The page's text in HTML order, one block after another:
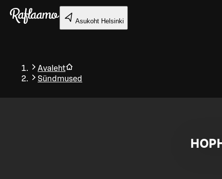
Liigu peamise sisu juurde
Asukoht Helsinki
Avaleht
Sündmused
Tagasi